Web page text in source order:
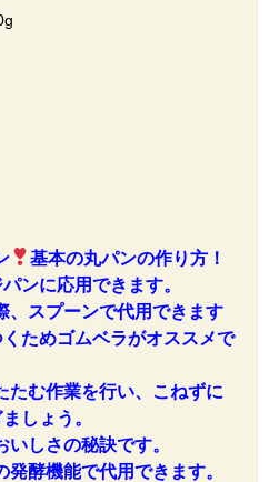
基本の丸パンの作り方！
ンに応用できます。
、スプーンで代用できます
ためゴムベラがオススメで
たむ作業を行い、こねずに
しょう。
いしさの秘訣です。
酵機能で代用できます。